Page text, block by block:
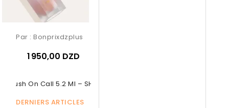
Blush On Call 5.2 Ml – SHEGLAM...
DERNIERS ARTICLES
Par : Bonprixdzplus
1 950,00 DZD